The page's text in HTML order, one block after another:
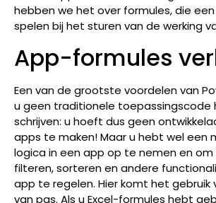
hebben we het over formules, die
spelen bij het sturen van de werking
App-formules
Een van de grootste voordelen van
u geen traditionele
schrijven: u hoeft dus geen
apps te maken! Maar u hebt wel een
logica in een app op te nemen en
filteren, sorteren en andere
app te regelen. Hier komt het gebruik
van pas. Als u Excel-formules hebt